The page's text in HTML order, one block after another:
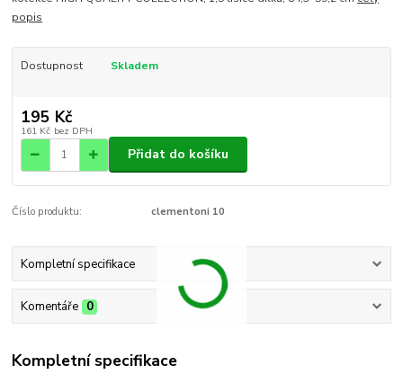
popis
Dostupnost Skladem
195 Kč
161 Kč bez DPH
Přidat do košíku
Číslo produktu: clementoni 10
Kompletní specifikace
Komentáře 0
Kompletní specifikace